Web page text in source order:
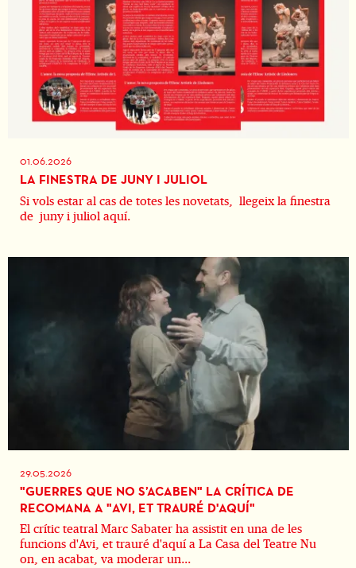
01.06.2026
LA FINESTRA DE JUNY I JULIOL
Si vols estar al cas de totes les novetats, llegeix la finestra
de juny i juliol aquí.
29.05.2026
"GUERRES QUE NO S’ACABEN" LA CRÍTICA DE
RECOMANA A "AVI, ET TRAURÉ D'AQUÍ"
El crític teatral Marc Sabater ha assistit en una de les
funcions d'Avi, et trauré d'aquí a La Casa del Teatre Nu
on, en acabat, va moderar un...